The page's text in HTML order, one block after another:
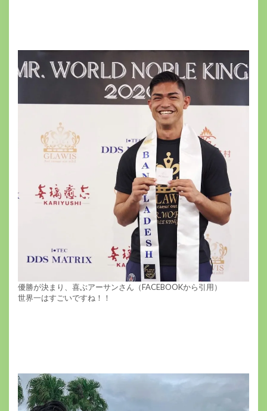
優勝が決まり、喜ぶアーサンさん（FACEBOOKから引用）
世界一はすごいですね！！